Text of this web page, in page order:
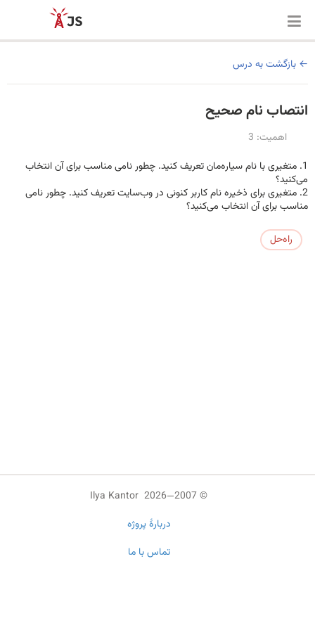
بازگشت به درس
انتصاب نام صحیح
اهمیت: 3
متغیری با نام سیاره‌مان تعریف کنید. چطور نامی مناسب برای آن انتخاب
می‌کنید؟
متغیری برای ذخیره نام کاربر کنونی در وب‌سایت تعریف کنید. چطور نامی
مناسب برای آن انتخاب می‌کنید؟
راه‌حل
© 2007—2026 Ilya Kantor
دربارهٔ پروژه
تماس با ما